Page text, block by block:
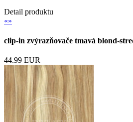
Detail produktu
«»
clip-in zvýrazňovače tmavá blond-
44.99 EUR